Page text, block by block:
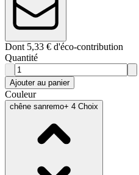
Dont 5,33 € d'éco-contribution
Quantité
Ajouter au panier
Couleur
chêne sanremo+ 4 Choix